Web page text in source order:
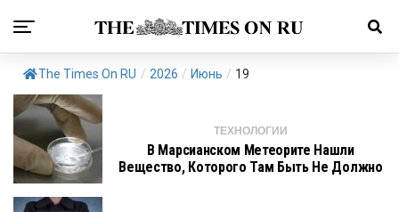
The Times On RU / 2026 / Июнь / 19
ТЕХНОЛОГИИ
В Марсианском Метеорите Нашли
Вещество, Которого Там Быть Не Должно